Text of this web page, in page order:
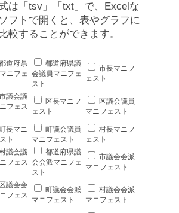
は「tsv」「txt」で、Excelな
フトで開くと、表やグラフに
較することができます。
道府県
ニフェ
都道府県議
会議員マニフェ
スト
市長マニフ
ェスト
議会議
フェス
区長マニフ
ェスト
区議会議員
マニフェスト
長マニ
ト
町議会議員
マニフェスト
村長マニフ
ェスト
議会議
フェス
都道府県議
会会派マニフェ
スト
市議会会派
マニフェスト
区議会会
フェス
町議会会派
マニフェスト
村議会会派
マニフェスト